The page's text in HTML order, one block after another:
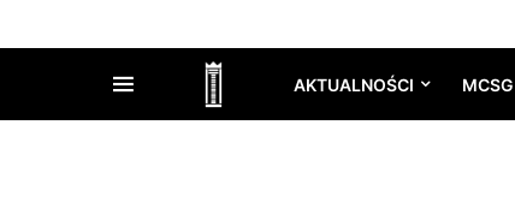
AKTUALNOŚCI MCSG